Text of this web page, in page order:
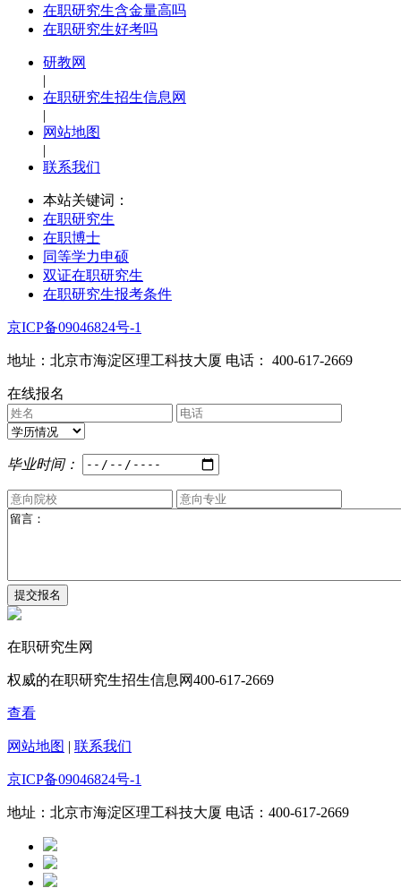
在职研究生含金量高吗
在职研究生好考吗
研教网
|
在职研究生招生信息网
|
网站地图
|
联系我们
本站关键词：
在职研究生
在职博士
同等学力申硕
双证在职研究生
在职研究生报考条件
京ICP备09046824号-1
地址：北京市海淀区理工科技大厦 电话： 400-617-2669
在线报名
毕业时间：
在职研究生网
权威的在职研究生招生信息网400-617-2669
查看
网站地图 | 联系我们
京ICP备09046824号-1
地址：北京市海淀区理工科技大厦 电话：400-617-2669